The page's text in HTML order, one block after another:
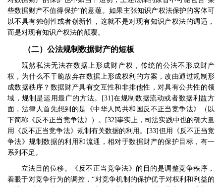
些数据财产不值得保护”的意蕴。如果主张知识产权法保护的客体可
以不具有独创性或者创新性，这就不是对现有知识产权法的调适，
而是对现有知识产权法的颠覆。
（二）公法规制数据财产的短板
既然私法无法在数据上形成财产权，传统的公法不形成财产
权，为什么不干脆放弃在数据上形成权利的方案，改由通过规制形
成数据秩序？数据财产具有交互性和非排他性，对具有公共性的领
域，规制是运用最广的方法。
[31]在规制数据流动或者数据利益方
面，法律人首先想到的是《中华人民共和国反不正当竞争法》（以
下简称《反不正当竞争法》）。
[32]事实上，司法实践中也的确大量
用《反不正当竞争法》规制有关数据的利用。
[33] 但用《反不正当竞
争法》规制数据的利用和流通，相对于数据财产的保护目标，有一
系列不足。
立法目的位移。《反不正当竞争法》的目的是调整竞争秩序，
着眼于对竞争行为的调控，“对竞争机制的保护优于对权利和利益的